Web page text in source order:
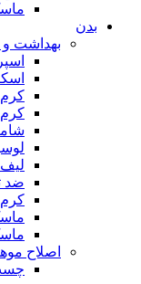
بدن
بهداشت
کرم
ضد
اصلاح